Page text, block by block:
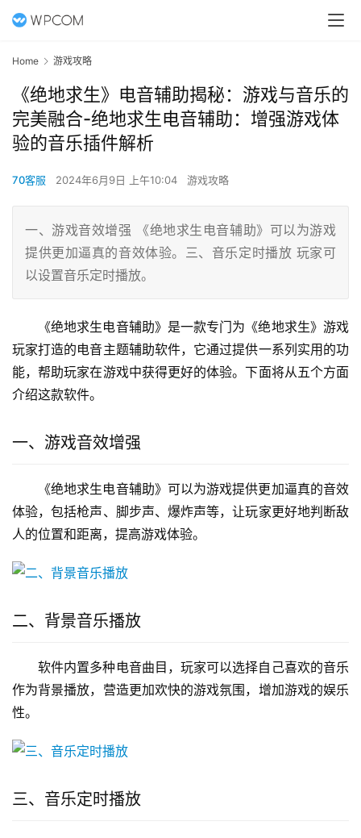
Home 游戏攻略
《绝地求生》电音辅助揭秘：游戏与音乐的
完美融合-绝地求生电音辅助：增强游戏体
验的音乐插件解析
70客服 2024年6月9日 上午10:04 游戏攻略
一、游戏音效增强 《绝地求生电音辅助》可以为游戏
提供更加逼真的音效体验。三、音乐定时播放 玩家可
以设置音乐定时播放。
《绝地求生电音辅助》是一款专门为《绝地求生》游戏
玩家打造的电音主题辅助软件，它通过提供一系列实用的功
能，帮助玩家在游戏中获得更好的体验。下面将从五个方面
介绍这款软件。
一、游戏音效增强
《绝地求生电音辅助》可以为游戏提供更加逼真的音效
体验，包括枪声、脚步声、爆炸声等，让玩家更好地判断敌
人的位置和距离，提高游戏体验。
二、背景音乐播放
软件内置多种电音曲目，玩家可以选择自己喜欢的音乐
作为背景播放，营造更加欢快的游戏氛围，增加游戏的娱乐
性。
三、音乐定时播放